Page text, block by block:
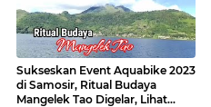
Sukseskan Event Aquabike 2023
di Samosir, Ritual Budaya
Mangelek Tao Digelar, Lihat